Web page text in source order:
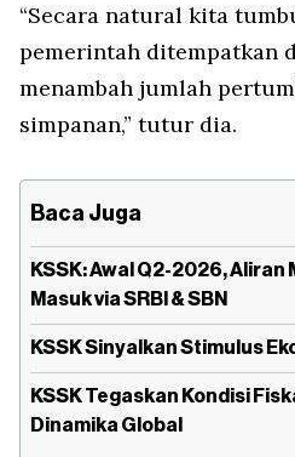
“Secara natural kita
pemerintah ditempatkan
menambah jumlah
simpanan,” tutur dia.
Baca Juga
KSSK: Awal Q2-2026, Aliran
Masuk via SRBI & SBN
⁠⁠KSSK Sinyalkan Stimulus
KSSK Tegaskan Kondisi
Dinamika Global